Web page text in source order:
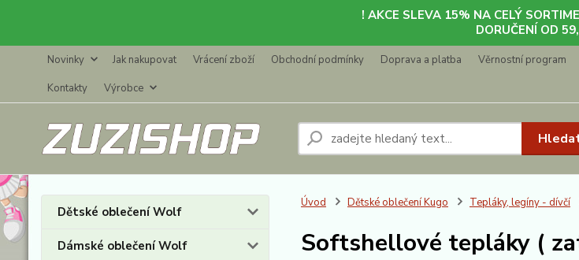
! AKCE SLEVA 15% NA CELÝ
DORUČENÍ OD
Novinky Jak nakupovat Vrácení zboží Obchodní podmínky Doprava a platba Věrnostní program
Kontakty
Výrobce
Dětské oblečení Wolf
Dámské oblečení Wolf
Úvod Dětské oblečení Kugo Tepláky, legíny - dívčí
Softshellové tepláky (